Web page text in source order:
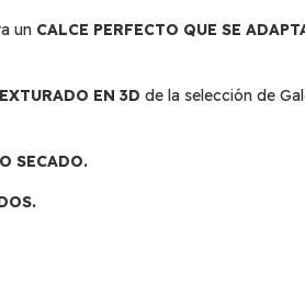
un CALCE PERFECTO QUE SE
EN 3D de la selección de
SECADO.